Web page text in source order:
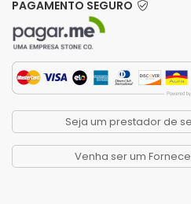
PAGAMENTO SEGURO
Seja um prestador de
Venha ser um